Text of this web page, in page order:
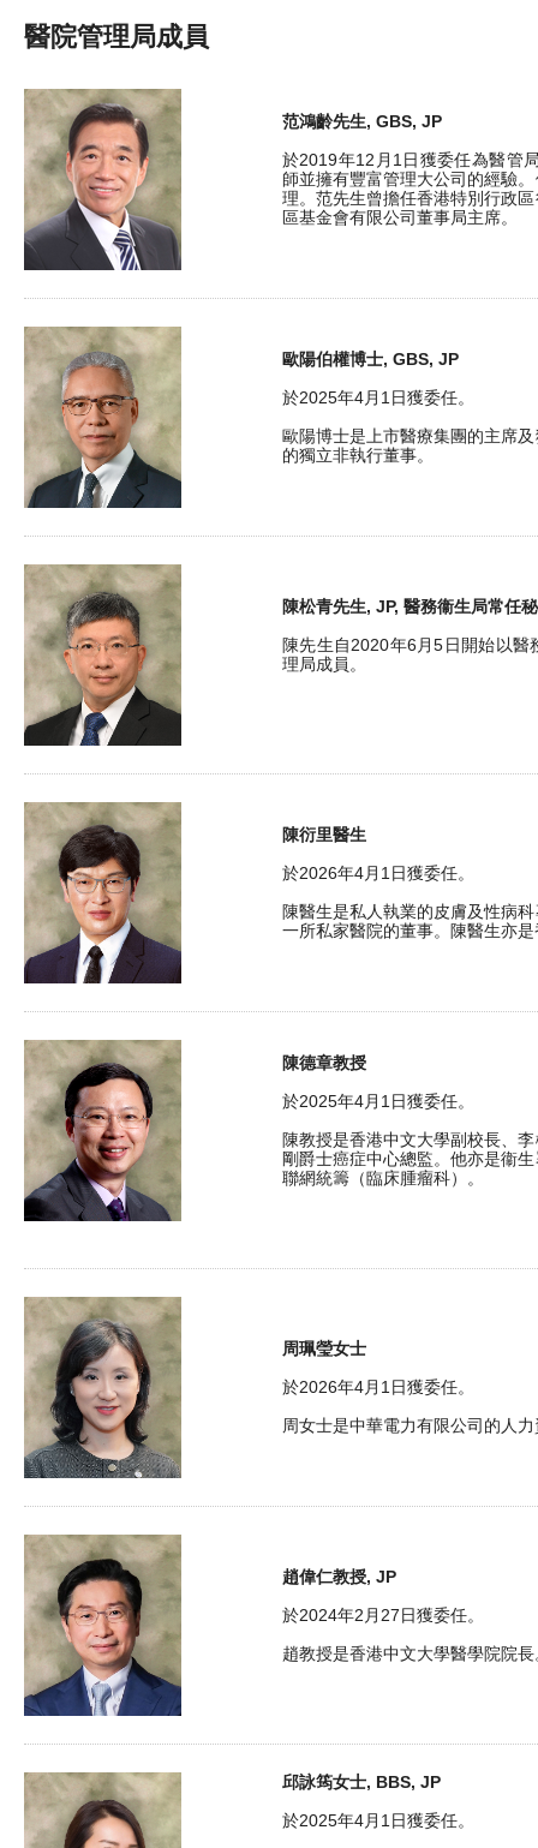
醫院管理局成員
范鴻齡先生, GBS, JP
於2019年12月1日獲委任為醫管
師並擁有豐富管理大公司的經驗
理。范先生曾擔任香港特別行政
區基金會有限公司董事局主席。
歐陽伯權博士, GBS, JP
於2025年4月1日獲委任。
歐陽博士是上市醫療集團的主席
的獨立非執行董事。
陳松青先生, JP, 醫務衞生局常任
陳先生自2020年6月5日開始以
理局成員。
陳衍里醫生
於2026年4月1日獲委任。
陳醫生是私人執業的皮膚及性病
一所私家醫院的董事。陳醫生亦
陳德章教授
於2025年4月1日獲委任。
陳教授是香港中文大學副校長、
剛爵士癌症中心總監。他亦是衞
聯網統籌（臨床腫瘤科）。
周珮瑩女士
於2026年4月1日獲委任。
周女士是中華電力有限公司的人
趙偉仁教授, JP
於2024年2月27日獲委任。
趙教授是香港中文大學醫學院院長
邱詠筠女士, BBS, JP
於2025年4月1日獲委任。